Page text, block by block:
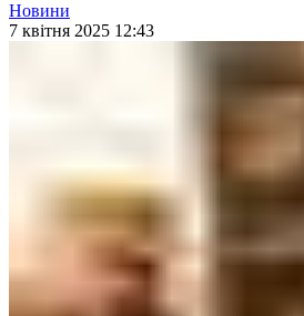
Новини
7 квітня 2025 12:43